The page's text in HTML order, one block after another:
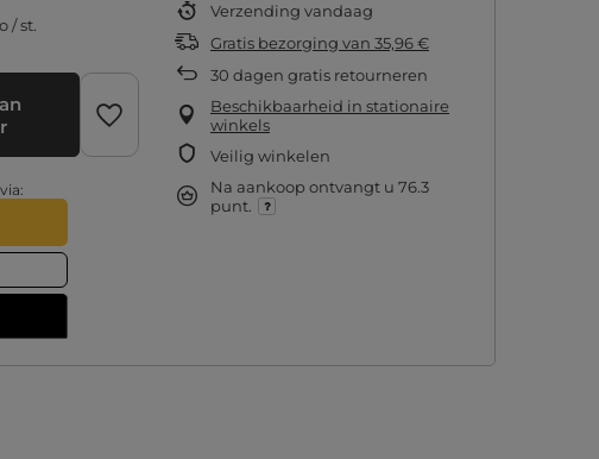
/st.
Verzending vandaag
Gratis bezorging van 35,96 €
30 dagen gratis retourneren
Beschikbaarheid in stationaire
winkels
Veilig winkelen
Na aankoop ontvangt u 76.3
punt.